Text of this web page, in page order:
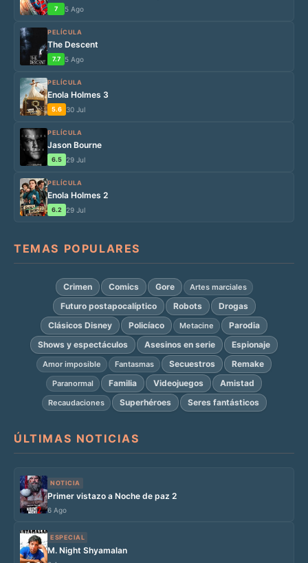
7 5 Ago
PELÍCULA
The Descent
7.7 5 Ago
PELÍCULA
Enola Holmes 3
5.6 30 Jul
PELÍCULA
Jason Bourne
6.5 29 Jul
PELÍCULA
Enola Holmes 2
6.2 29 Jul
TEMAS POPULARES
Crimen Comics Gore Artes marciales
Futuro postapocalíptico Robots
Drogas
Clásicos Disney
Policíaco Metacine
Parodia
Shows y espectáculos
Asesinos en serie Espionaje
Amor imposible Fantasmas Secuestros Remake
Paranormal Familia Videojuegos Amistad
Recaudaciones Superhéroes Seres fantásticos
ÚLTIMAS NOTICIAS
NOTICIA
Primer vistazo a Noche de paz 2
6 Ago
ESPECIAL
M. Night Shyamalan